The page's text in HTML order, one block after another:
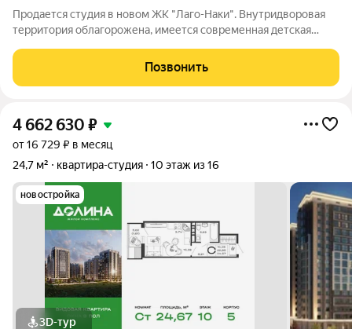
Продается студия в новом ЖК "Лаго-Наки". Внутридворовая
территория облагорожена, имеется современная детская
просторный подъезд, с возможностью размещения детских
колясок и велосипедов. В квартире
Позвонить
4 662 630 ₽
от 16 729 ₽ в месяц
24,7 м²
квартира-студия 10 этаж из 16
новостройка
3D-тур